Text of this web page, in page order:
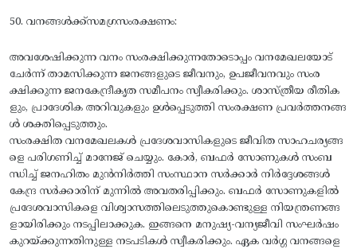
50. വനങ്ങള്‍ക്ക്‌സമഗ്രസംരക്ഷണം:
അവശേഷിക്കുന്ന വനം സംരക്ഷിക്കുന്നതോടൊപ്പം വനമേഖലയോട്‌
ചേര്‍ന്ന്‌ താമസിക്കുന്ന ജനങ്ങളുടെ ജീവനും, ഉപജീവനവും സംര
ക്ഷിക്കുന്ന ജനകേന്ദ്രീകൃത സമീപനം സ്വീകരിക്കും. ശാസ്‌ത്രീയ രീതിക
ളും, പ്രാദേശിക അറിവുകളും ഉള്‍പ്പെടുത്തി സംരക്ഷണ പ്രവര്‍ത്തനങ്ങ
ള്‍ ശക്തിപ്പെടുത്തും.
സംരക്ഷിത വനമേഖലകള്‍ പ്രദേശവാസികളുടെ ജീവിത സാഹചര്യങ്ങ
ളെ പരിഗണിച്ച്‌ മാനേജ്‌ ചെയ്യും. കോര്‍, ബഫര്‍ സോണുകള്‍ സംബ
ന്ധിച്ച്‌ ജനഹിതം മുന്‍നിര്‍ത്തി സംസ്ഥാന സര്‍ക്കാര്‍ നിര്‍ദ്ദേശങ്ങള്‍
കേന്ദ്ര സര്‍ക്കാരിന്‌ മുന്നില്‍ അവതരിപ്പിക്കും. ബഫര്‍ സോണുകളില്‍
പ്രദേശവാസികളെ വിശ്വാസത്തിലെടുത്തുകൊണ്ടുള്ള നിയന്ത്രണങ്ങ
ളായിരിക്കും നടപ്പിലാക്കുക. ഇങ്ങനെ മനുഷ്യ-വന്യജീവി സംഘര്‍ഷം
കുറയ്‌ക്കുന്നതിനുള്ള നടപടികള്‍ സ്വീകരിക്കും. ഏക വര്‍ഗ്ഗ വനങ്ങളെ